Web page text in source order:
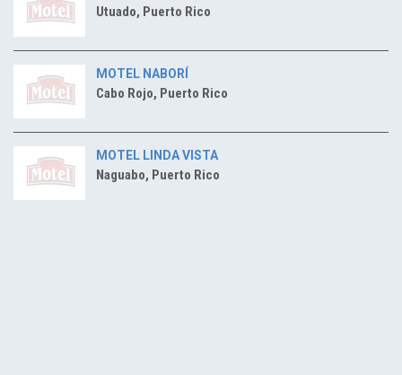
Utuado, Puerto Rico
MOTEL NABORÍ
Cabo Rojo, Puerto Rico
MOTEL LINDA VISTA
Naguabo, Puerto Rico